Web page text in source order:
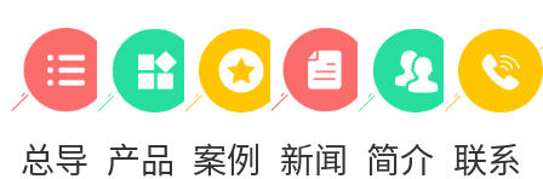
总导 产品 案例 新闻 简介 联系